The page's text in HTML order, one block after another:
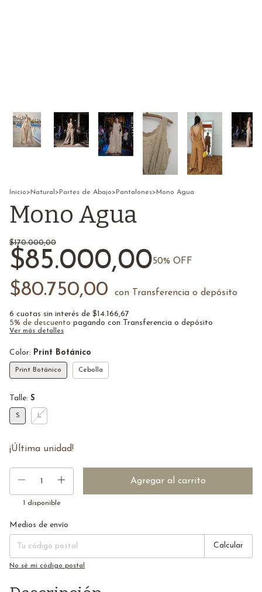
Inicio>Natural > Partes de Abajo> Pantalones>Mono Agua
Mono Agua
$170.000,00
$85.000,0050% OFF
$80.750,00 con Transferencia o depósito
6 cuotas sin interés de $14.166,67
5% de descuento pagando con Transferencia o depósito
Ver más detalles
Color: Print Botánico
Print Botánico Cebolla
Talle: S
S L
¡Última unidad!
1 disponible
Entregas para el CP:
Medios de envío
Calcular
No sé mi código postal